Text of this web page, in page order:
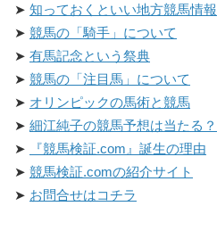
知っておくといい地方競馬情報
競馬の「騎手」について
有馬記念という祭典
競馬の「注目馬」について
オリンピックの馬術と競馬
細江純子の競馬予想は当たる？
『競馬検証.com』誕生の理由
競馬検証.comの紹介サイト
お問合せはコチラ